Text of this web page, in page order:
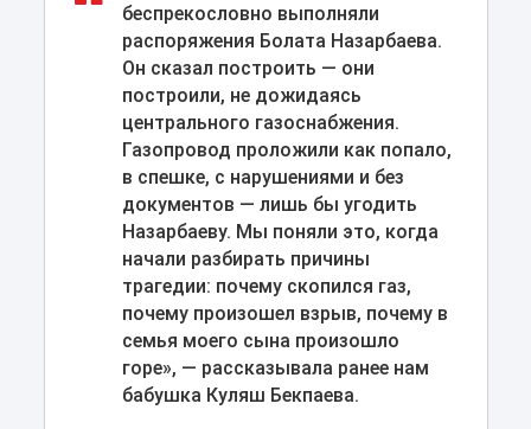
беспрекословно выполняли
распоряжения Болата Назарбаева.
Он сказал построить — они
построили, не дожидаясь
центрального газоснабжения.
Газопровод проложили как попало,
в спешке, с нарушениями и без
документов — лишь бы угодить
Назарбаеву. Мы поняли это, когда
начали разбирать причины
трагедии: почему скопился газ,
почему произошел взрыв, почему в
семья моего сына произошло
горе», — рассказывала ранее нам
бабушка Куляш Бекпаева.